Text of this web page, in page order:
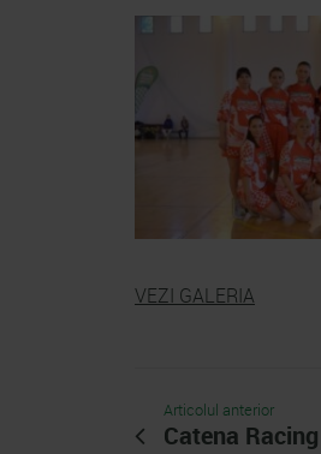
VEZI GALERIA
Articolul anterior
Catena